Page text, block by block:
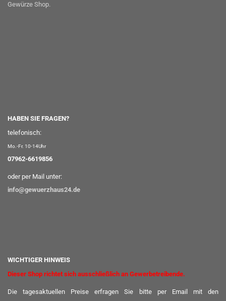
Gewürze Shop.
HABEN SIE FRAGEN?
telefonisch:
Mo.-Fr. 10-14Uhr
07962-6619856
oder per Mail unter:
info@gewuerzhaus24.de
WICHTIGER HINWEIS
Dieser Shop richtet sich ausschließlich an Gewerbetreibende.
Die tagesaktuellen Preise erfragen Sie bitte per Email mit den